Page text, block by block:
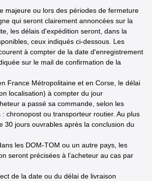
majeure ou lors des périodes de fermeture
qui seront clairement annoncées sur la
les délais d'expédition seront, dans la
ceux indiqués ci-dessous. Les
à compter de la date d'enregistrement
sur le mail de confirmation de la
France Métropolitaine et en Corse, le délai
localisation) à compter du jour
a passé sa commande, selon les
: chronopost ou transporteur routier. Au plus
30 jours ouvrables après la conclusion du
les DOM-TOM ou un autre pays, les
seront précisées à l’acheteur au cas par
de la date ou du délai de livraison